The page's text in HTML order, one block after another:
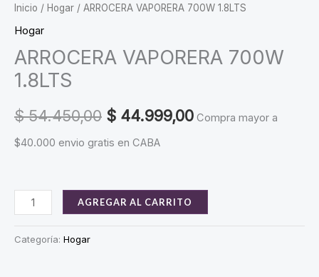
Inicio / Hogar / ARROCERA VAPORERA 700W 1.8LTS
Hogar
ARROCERA VAPORERA 700W
1.8LTS
$54.450,00 Original
price
$ 54.450,00.
$ 44.999,00Current
Compra mayor a
$40.000 envio gratis en CABA
ARROCERA
VAPORERA
700W
AGREGAR AL CARRITO
Categoría: Hogar